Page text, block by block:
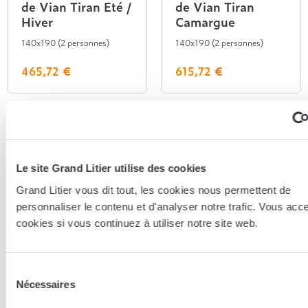
Le site Grand Litier utilise des cookies
Grand Litier vous dit tout, les cookies nous permettent de
personnaliser le contenu et d'analyser notre trafic. Vous
cookies si vous continuez à utiliser notre site web.
Nécessaires
- de 1000€
Entre 1000 et 1500€
Nos matelas par marque
Epeda
Ergotherm
Grand Litier
Hotel & Lodge
Styldecor
Tempur
+ de 1500€
Nos sommiers par prix
Entre 1000 et 1500€
+ de 1000€
+ de 500€
+ de 1500€
de Vian Tiran Eté /
Hiver
140x190 (2 personnes)
465,72 €
de Vian Tiran
Camargue
140x190 (2 personnes)
615,72 €
Sur-matelas
Sur-matelas Fjord